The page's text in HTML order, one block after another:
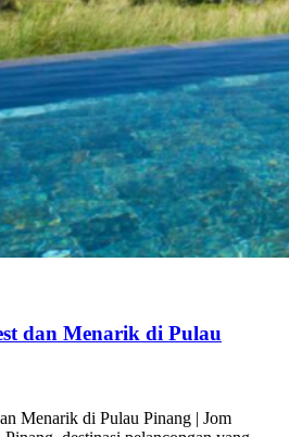
dan Menarik di Pulau
Menarik di Pulau Pinang | Jom